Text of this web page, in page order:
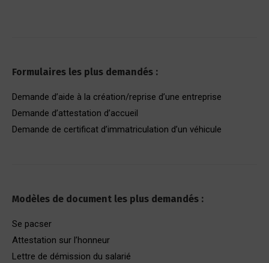
Formulaires les plus demandés :
Demande d’aide à la création/reprise d’une entreprise
Demande d’attestation d’accueil
Demande de certificat d’immatriculation d’un véhicule
Modèles de document les plus demandés :
Se pacser
Attestation sur l’honneur
Lettre de démission du salarié